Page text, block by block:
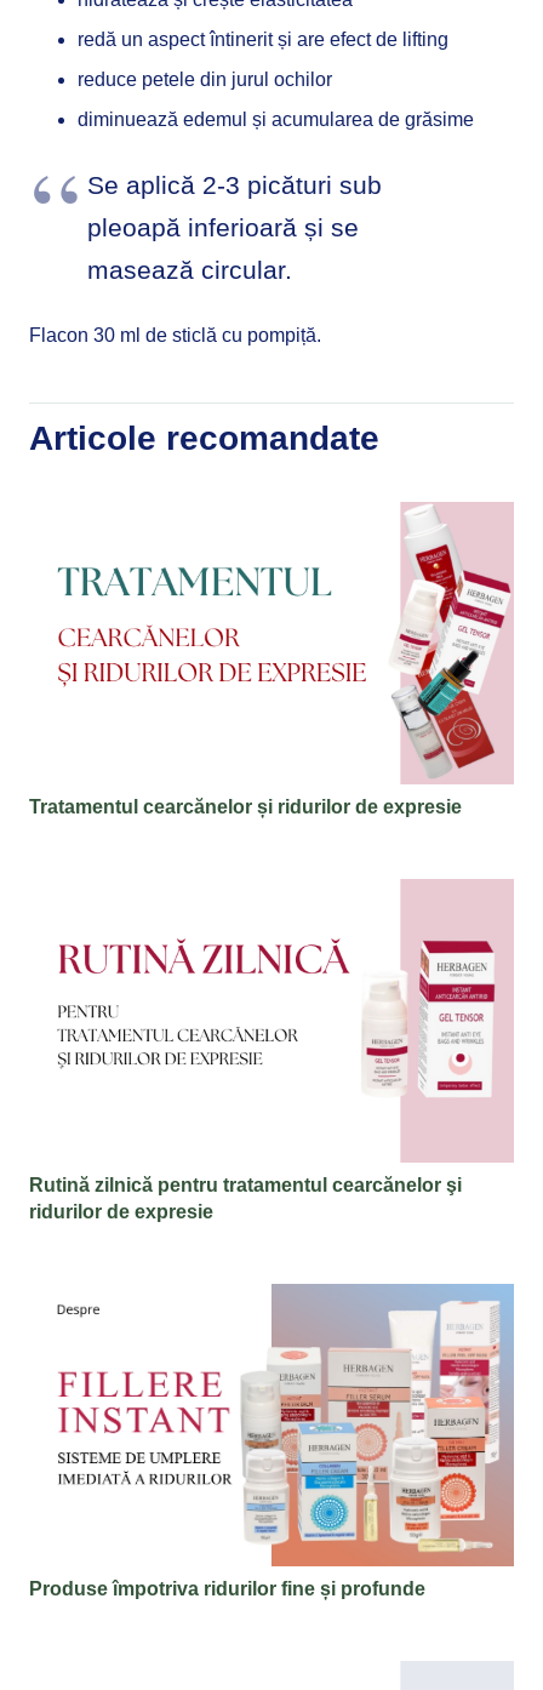
redă un aspect întinerit și are efect de lifting
reduce petele din jurul ochilor
diminuează edemul și acumularea de grăsime
Se aplică 2-3 picături sub
pleoapă inferioară și se
masează circular.
Flacon 30 ml de sticlă cu pompiță.
Articole recomandate
Tratamentul cearcănelor și ridurilor de expresie
Rutină zilnică pentru tratamentul cearcănelor şi
ridurilor de expresie
Produse împotriva ridurilor fine și profunde